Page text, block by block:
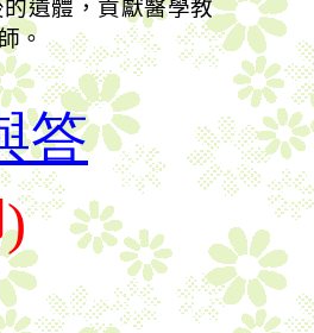
遺體，貢獻醫學教
。
答
)